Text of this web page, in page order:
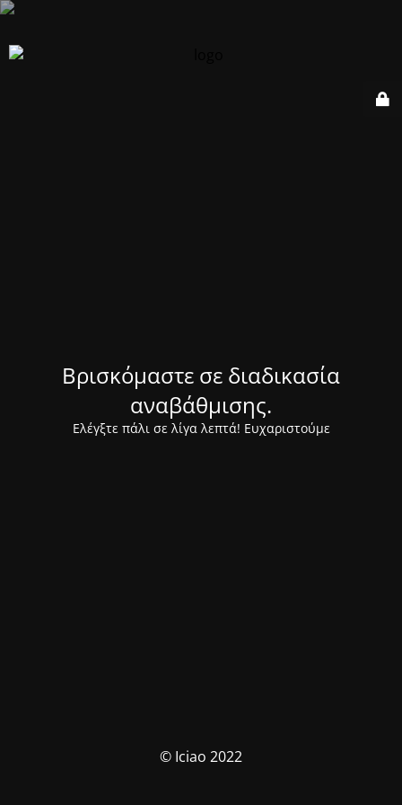
Βρισκόμαστε σε διαδικασία
αναβάθμισης.
Ελέγξτε πάλι σε λίγα λεπτά! Ευχαριστούμε
© Iciao 2022